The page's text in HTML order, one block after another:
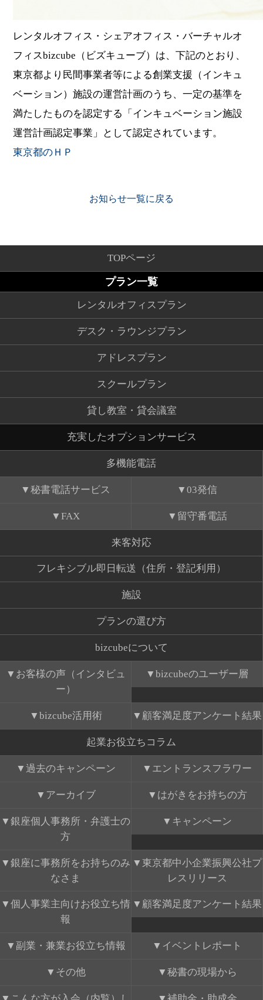
レンタルオフィス・シェアオフィス・バーチャルオ
フィスbizcube（ビズキューブ）は、下記のとおり、
東京都より民間事業者等による創業支援（インキュ
ベーション）施設の運営計画のうち、一定の基準を
満たしたものを認定する「インキュベーション施設
運営計画認定事業」として認定されています。
東京都のＨＰ
お知らせ一覧に戻る
TOPページ
プラン一覧
レンタルオフィスプラン
デスク・ラウンジプラン
アドレスプラン
スクールプラン
貸し教室・貸会議室
充実したオプションサービス
多機能電話
秘書電話サービス 03発信
FAX 留守番電話
来客対応
フレキシブル即日転送（住所・登記利用）
施設
プランの選び方
bizcubeについて
お客様の声（インタビュ
ー）
bizcubeのユーザー層
bizcube活用術 顧客満足度アンケート結果
起業お役立ちコラム
過去のキャンペーン エントランスフラワー
アーカイブ はがきをお持ちの方
銀座個人事務所・弁護士の
方
キャンペーン
銀座に事務所をお持ちのみ
なさま
東京都中小企業振興公社プ
レスリリース
個人事業主向けお役立ち情
報
顧客満足度アンケート結果
副業・兼業お役立ち情報 イベントレポート
その他 秘書の現場から